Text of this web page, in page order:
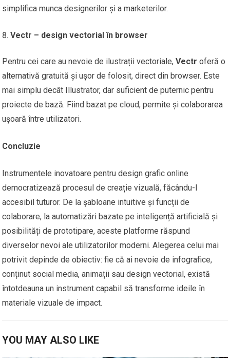
simplifica munca designerilor și a marketerilor.
Vectr – design vectorial în browser
Pentru cei care au nevoie de ilustrații vectoriale,Vectr oferă o
alternativă gratuită și ușor de folosit, direct din browser. Este
mai simplu decât Illustrator, dar suficient de puternic pentru
proiecte de bază. Fiind bazat pe cloud, permite și colaborarea
ușoară între utilizatori.
Concluzie
Instrumentele inovatoare pentru design grafic online
democratizează procesul de creație vizuală, făcându-l
accesibil tuturor. De la șabloane intuitive și funcții de
colaborare, la automatizări bazate pe inteligență artificială și
posibilități de prototipare, aceste platforme răspund
diverselor nevoi ale utilizatorilor moderni. Alegerea celui mai
potrivit depinde de obiectiv: fie că ai nevoie de infografice,
conținut social media, animații sau design vectorial, există
întotdeauna un instrument capabil să transforme ideile în
materiale vizuale de impact.
YOU MAY ALSO LIKE